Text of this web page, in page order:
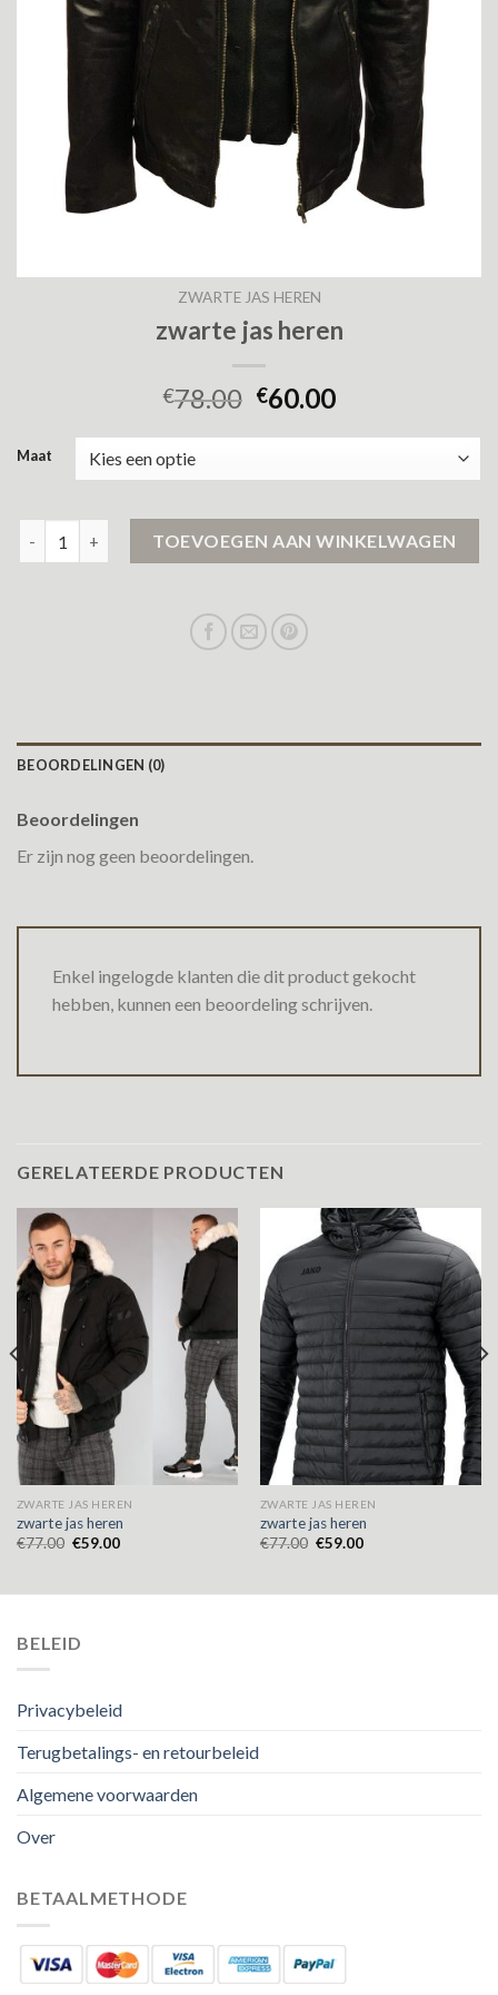
ZWARTE JAS HEREN
zwarte jas heren
€78.00 €60.00
Maat
TOEVOEGEN AAN WINKELWAGEN
BEOORDELINGEN (0)
Beoordelingen
Er zijn nog geen beoordelingen.
Enkel ingelogde klanten die dit product gekocht
hebben, kunnen een beoordeling schrijven.
GERELATEERDE PRODUCTEN
ZWARTE JAS HEREN
zwarte jas heren
€77.00 €59.00
ZWARTE JAS HEREN
zwarte jas heren
€77.00 €59.00
BELEID
Privacybeleid
Terugbetalings- en retourbeleid
Algemene voorwaarden
Over
BETAALMETHODE